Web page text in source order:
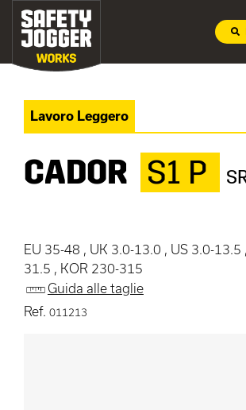
Lavoro Leggero
CADOR S1 P
EU 35-48 , UK 3.0-13.0 , US 3.0-13.5
31.5 , KOR 230-315
Guida alle taglie
Ref. 011213